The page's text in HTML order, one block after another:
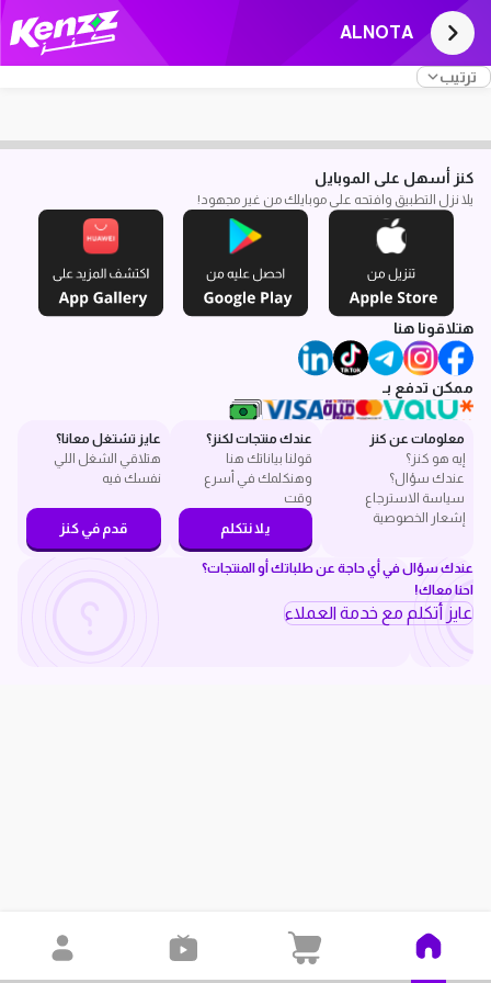
ALNOTA
ترتيب
كنز أسهل على الموبايل
يلا نزل التطبيق وافتحه على موبايلك من غير مجهود!
هتلاقونا هنا
ممكن تدفع بـ
معلومات عن كنز
إيه هو كنز؟
عندك سؤال؟
سياسة الاسترجاع
إشعار الخصوصية
عندك منتجات لكنز؟
قولنا بياناتك هنا
وهنكلمك في أسرع
وقت
يلا نتكلم
عايز تشتغل معانا؟
هتلاقي الشغل اللي
نفسك فيه
قدم في كنز
عندك سؤال في أي حاجة عن طلباتك أو المنتجات؟
احنا معاك!
عايز أتكلم مع خدمة العملاء